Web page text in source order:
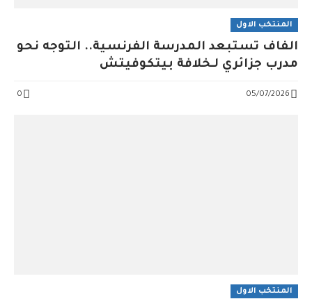
المنتخب الاول
الفاف تستبعد المدرسة الفرنسية.. التوجه نحو
مدرب جزائري لـخلافة بيتكوفيتش
05/07/2026
0
المنتخب الاول